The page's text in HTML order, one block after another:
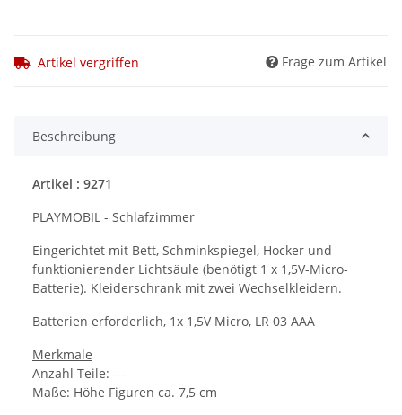
Artikel vergriffen Frage zum Artikel
Beschreibung
Artikel : 9271
PLAYMOBIL - Schlafzimmer
Eingerichtet mit Bett, Schminkspiegel, Hocker und
funktionierender Lichtsäule (benötigt 1 x 1,5V-Micro-
Batterie). Kleiderschrank mit zwei Wechselkleidern.
Batterien erforderlich, 1x 1,5V Micro, LR 03 AAA
Merkmale
Anzahl Teile: ---
Maße: Höhe Figuren ca. 7,5 cm